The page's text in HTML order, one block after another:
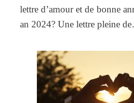
lettre d’amour et de bonne
an 2024? Une lettre pleine